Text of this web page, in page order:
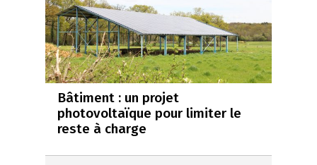
Bâtiment : un projet
photovoltaïque pour limiter le
reste à charge